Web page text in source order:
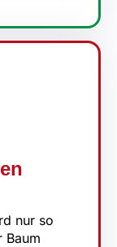
nur so
Baum